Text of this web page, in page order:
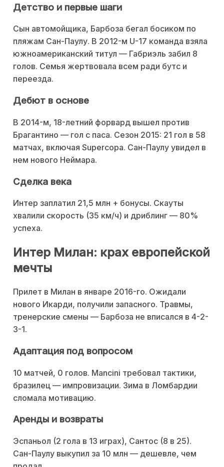
Детство и первые шаги
Сын автомойщика, Барбоза бегал босиком по
пляжам Сан-Паулу. В 2012-м U-17 команда взяла
южноамериканский титул — Габриэль забил 8
голов. Семья жертвовала всем ради бутс и
переезда.
Дебют в основе
В 2014-м, 18-летний форвард вышел против
Брагантино — гол с паса. Сезон 2015: 21 гол в 58
матчах, включая Supercopa. Сан-Паулу увидел в
нем нового Неймара.
Сделка века
Интер заплатил 21,5 млн + бонусы. Скауты
хвалили скорость (35 км/ч) и дриблинг — 80%
успеха.
Интер Милан: крах европейской
мечты
Прилет в Милан в январе 2016-го. Ожидали
нового Икарди, получили запасного. Травмы,
тренерские смены — Барбоза не вписался в 4-2-
3-1.
Адаптация под вопросом
10 матчей, 0 голов. Mancini требовал тактики,
бразилец — импровизации. Зима в Ломбардии
сломала мотивацию.
Аренды и возвраты
Эспаньол (2 гола в 13 играх), Сантос (8 в 25).
Сан-Паулу выкупил за 10 млн — дешевле, чем